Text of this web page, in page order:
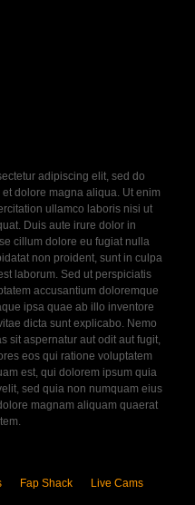
adipiscing elit, sed do
dolore magna aliqua. Ut enim
ullamco laboris nisi ut
Duis aute irure dolor in
cillum dolore eu fugiat nulla
non proident, sunt in culpa
laborum. Sed ut perspiciatis
accusantium doloremque
ipsa quae ab illo inventore
dicta sunt explicabo. Nemo
sit aspernatur aut odit aut fugit,
eos qui ratione voluptatem
est, qui dolorem ipsum quia
sed quia non numquam eius
magnam aliquam quaerat
Fap Shack Live Cams